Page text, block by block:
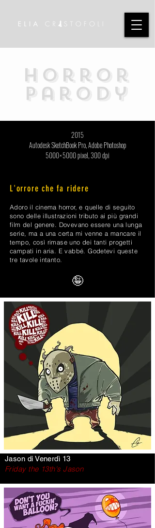
Horror
Parody
2015
Autodesk SketchBook Pro, Adobe Photoshop
5000 × 5000 pixel, 300 dpi
L'orrore che fa ridere
Adoro il cinema horror, e quelle di seguito
sono delle illustrazioni tributo ai più grandi
film del genere. Dovevano essere una lunga
serie, ma a una certa mi venne a mancare il
tempo, così rimase uno dei tanti progetti
campati in aria. E vabbé. Godetevi queste
tre tavole intanto.
🤪
Jason di Venerdì 13
Friday the 13th's Jason